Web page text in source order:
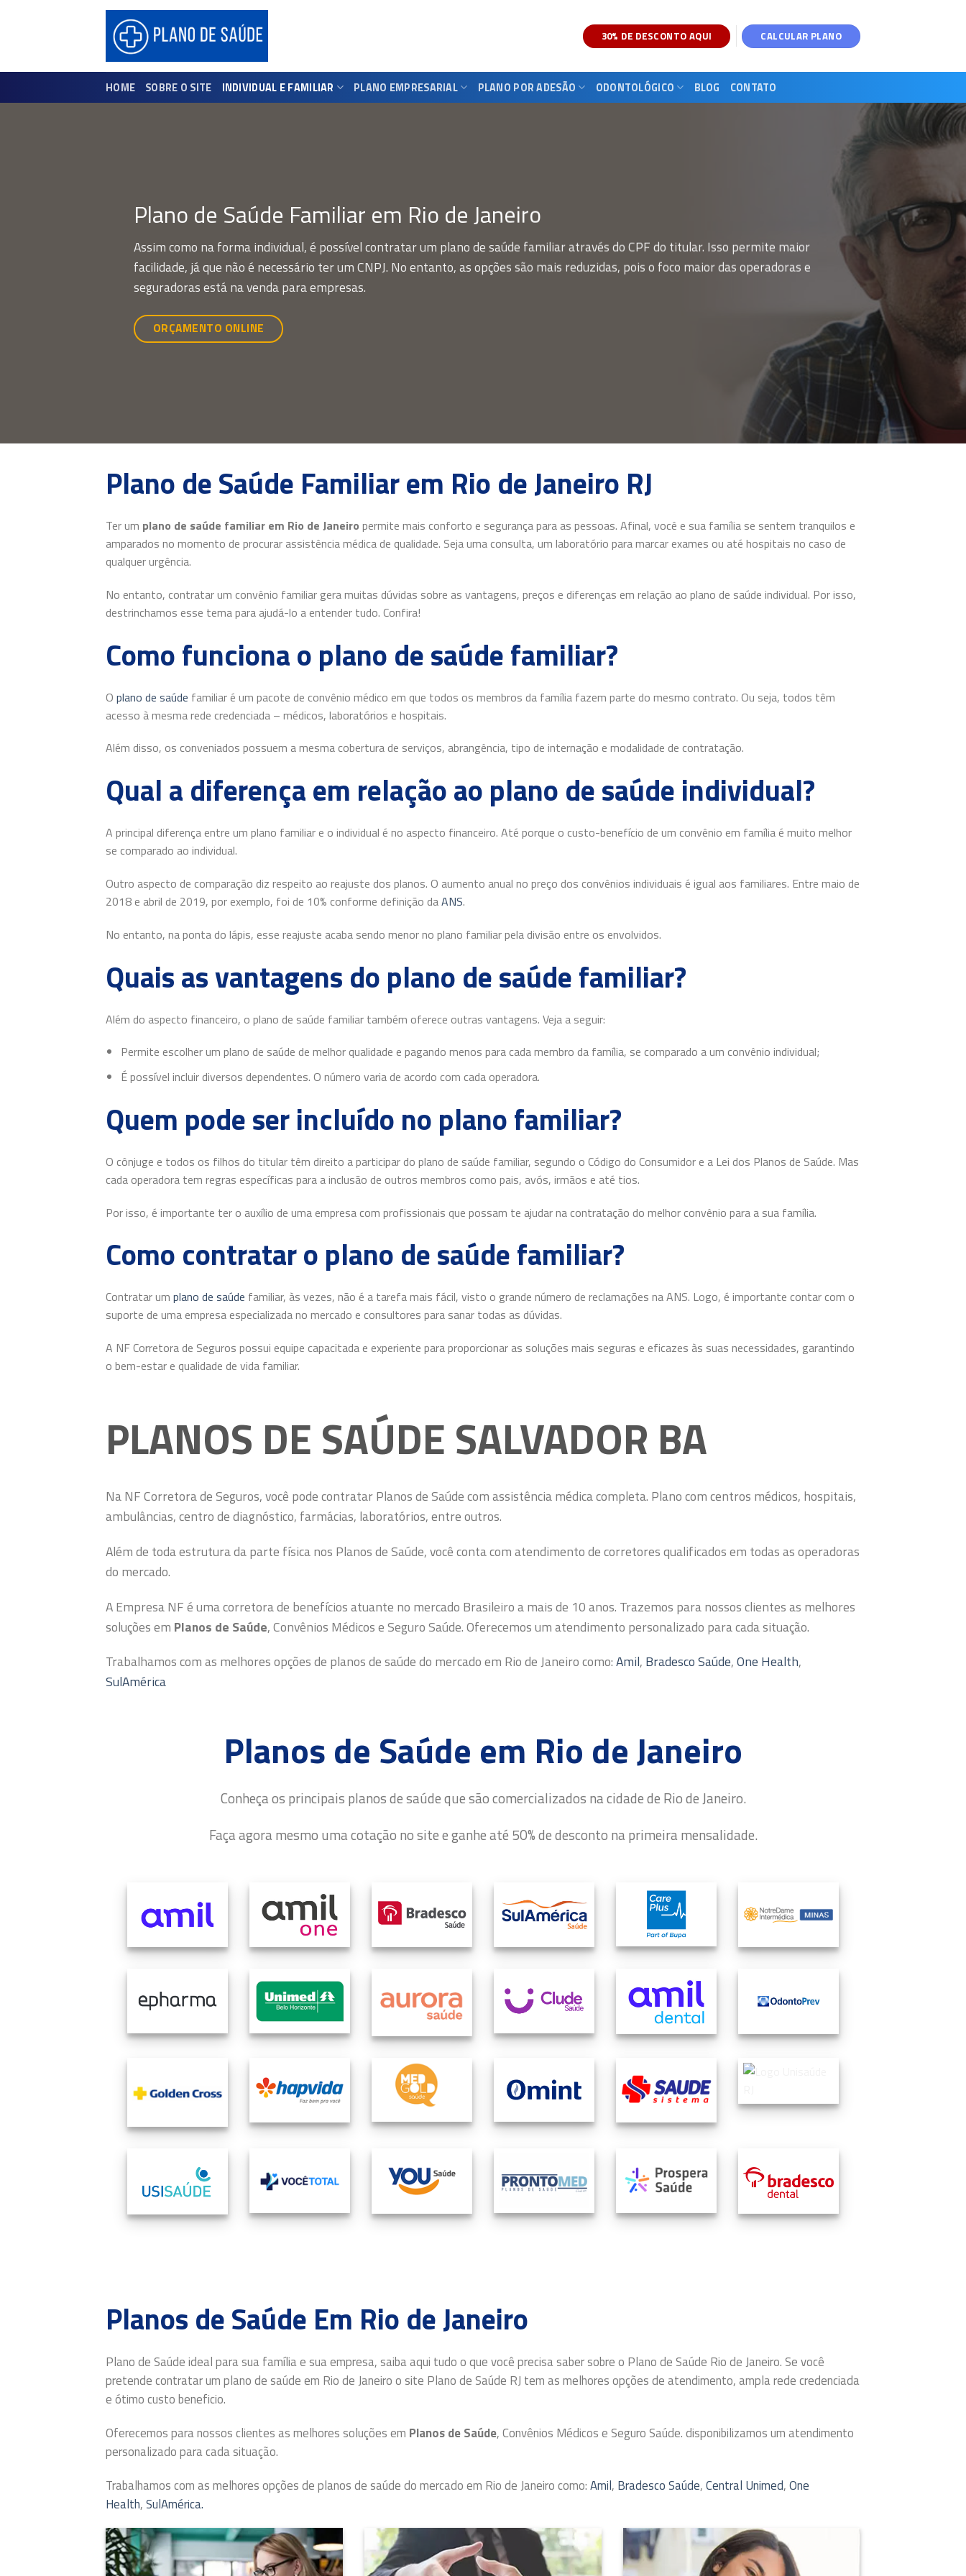
30% DE DESCONTO AQUI CALCULAR PLANO
HOME SOBRE O SITE INDIVIDUAL E FAMILIAR PLANO EMPRESARIAL PLANO POR ADESÃO ODONTOLÓGICO BLOG CONTATO
Plano de Saúde Familiar em Rio de Janeiro
Assim como na forma individual, é possível contratar um plano de saúde familiar através do CPF do titular. Isso permite maior
facilidade, já que não é necessário ter um CNPJ. No entanto, as opções são mais reduzidas, pois o foco maior das operadoras e
seguradoras está na venda para empresas.
ORÇAMENTO ONLINE
Plano de Saúde Familiar em Rio de Janeiro RJ
Ter um plano de saúde familiar em Rio de Janeiro permite mais conforto e segurança para as pessoas. Afinal, você e sua família se sentem tranquilos e
amparados no momento de procurar assistência médica de qualidade. Seja uma consulta, um laboratório para marcar exames ou até hospitais no caso de
qualquer urgência.
No entanto, contratar um convênio familiar gera muitas dúvidas sobre as vantagens, preços e diferenças em relação ao plano de saúde individual. Por isso,
destrinchamos esse tema para ajudá-lo a entender tudo. Confira!
Como funciona o plano de saúde familiar?
O plano de saúde familiar é um pacote de convênio médico em que todos os membros da família fazem parte do mesmo contrato. Ou seja, todos têm
acesso à mesma rede credenciada – médicos, laboratórios e hospitais.
Além disso, os conveniados possuem a mesma cobertura de serviços, abrangência, tipo de internação e modalidade de contratação.
Qual a diferença em relação ao plano de saúde individual?
A principal diferença entre um plano familiar e o individual é no aspecto financeiro. Até porque o custo-benefício de um convênio em família é muito melhor
se comparado ao individual.
Outro aspecto de comparação diz respeito ao reajuste dos planos. O aumento anual no preço dos convênios individuais é igual aos familiares. Entre maio de
2018 e abril de 2019, por exemplo, foi de 10% conforme definição daANS.
No entanto, na ponta do lápis, esse reajuste acaba sendo menor no plano familiar pela divisão entre os envolvidos.
Quais as vantagens do plano de saúde familiar?
Além do aspecto financeiro, o plano de saúde familiar também oferece outras vantagens. Veja a seguir:
Permite escolher um plano de saúde de melhor qualidade e pagando menos para cada membro da família, se comparado a um convênio individual;
É possível incluir diversos dependentes. O número varia de acordo com cada operadora.
Quem pode ser incluído no plano familiar?
O cônjuge e todos os filhos do titular têm direito a participar do plano de saúde familiar, segundo o Código do Consumidor e a Lei dos Planos de Saúde. Mas
cada operadora tem regras específicas para a inclusão de outros membros como pais, avós, irmãos e até tios.
Por isso, é importante ter o auxílio de uma empresa com profissionais que possam te ajudar na contratação do melhor convênio para a sua família.
Como contratar o plano de saúde familiar?
Contratar um plano de saúde familiar, às vezes, não é a tarefa mais fácil, visto o grande número de reclamações na ANS. Logo, é importante contar com o
suporte de uma empresa especializada no mercado e consultores para sanar todas as dúvidas.
A NF Corretora de Seguros possui equipe capacitada e experiente para proporcionar as soluções mais seguras e eficazes às suas necessidades, garantindo
o bem-estar e qualidade de vida familiar.
PLANOS DE SAÚDE SALVADOR BA
Na NF Corretora de Seguros, você pode contratar Planos de Saúde com assistência médica completa. Plano com centros médicos, hospitais,
ambulâncias, centro de diagnóstico, farmácias, laboratórios, entre outros.
Além de toda estrutura da parte física nos Planos de Saúde, você conta com atendimento de corretores qualificados em todas as operadoras
do mercado.
A Empresa NF é uma corretora de benefícios atuante no mercado Brasileiro a mais de 10 anos. Trazemos para nossos clientes as melhores
soluções em Planos de Saúde, Convênios Médicos e Seguro Saúde. Oferecemos um atendimento personalizado para cada situação.
Trabalhamos com as melhores opções de planos de saúde do mercado em Rio de Janeiro como:Amil, Bradesco Saúde,One Health,
SulAmérica
Planos de Saúde em Rio de Janeiro
Conheça os principais planos de saúde que são comercializados na cidade de Rio de Janeiro.
Faça agora mesmo uma cotação no site e ganhe até 50% de desconto na primeira mensalidade.
Planos de Saúde Em Rio de Janeiro
Plano de Saúde ideal para sua família e sua empresa, saiba aqui tudo o que você precisa saber sobre o Plano de Saúde Rio de Janeiro. Se você
pretende contratar um plano de saúde em Rio de Janeiro o site Plano de Saúde RJ tem as melhores opções de atendimento, ampla rede credenciada
e ótimo custo beneficio.
Oferecemos para nossos clientes as melhores soluções em Planos de Saúde, Convênios Médicos e Seguro Saúde. disponibilizamos um atendimento
personalizado para cada situação.
Trabalhamos com as melhores opções de planos de saúde do mercado em Rio de Janeiro como:Amil, Bradesco Saúde,Central Unimed,One
Health,SulAmérica.